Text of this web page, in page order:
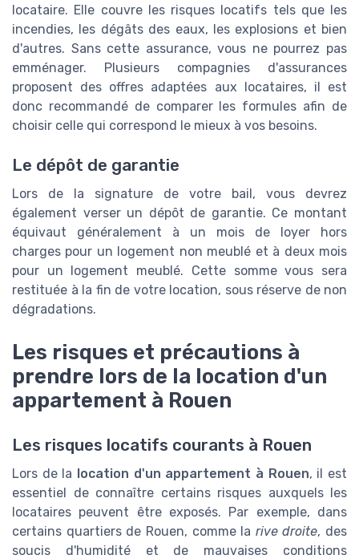
locataire. Elle couvre les risques locatifs tels que les
incendies, les dégâts des eaux, les explosions et bien
d'autres. Sans cette assurance, vous ne pourrez pas
emménager. Plusieurs compagnies d'assurances
proposent des offres adaptées aux locataires, il est
donc recommandé de comparer les formules afin de
choisir celle qui correspond le mieux à vos besoins.
Le dépôt de garantie
Lors de la signature de votre bail, vous devrez
également verser un dépôt de garantie. Ce montant
équivaut généralement à un mois de loyer hors
charges pour un logement non meublé et à deux mois
pour un logement meublé. Cette somme vous sera
restituée à la fin de votre location, sous réserve de non
dégradations.
Les risques et précautions à
prendre lors de la location d'un
appartement à Rouen
Les risques locatifs courants à Rouen
Lors de la location d'un appartement à Rouen, il est
essentiel de connaître certains risques auxquels les
locataires peuvent être exposés. Par exemple, dans
certains quartiers de Rouen, comme la rive droite, des
soucis d'humidité et de mauvaises conditions